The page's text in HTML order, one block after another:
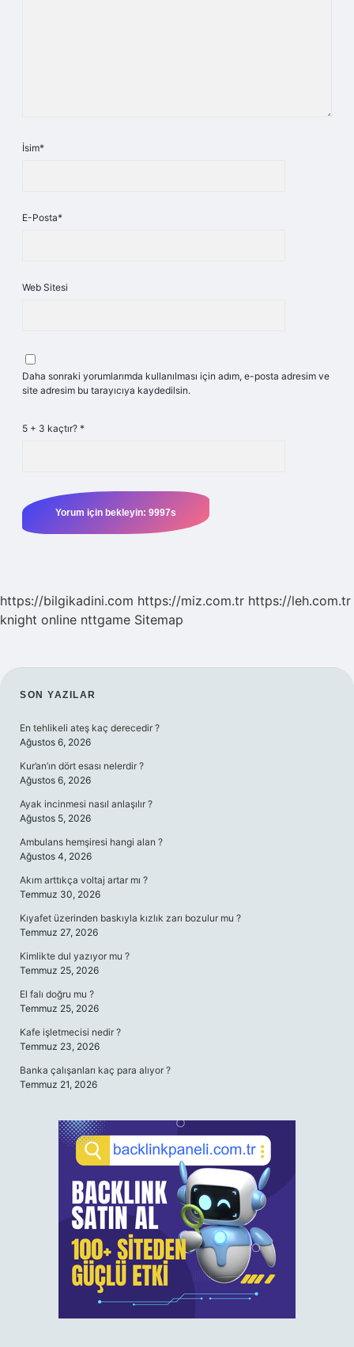
İsim*
E-Posta*
Web Sitesi
Daha sonraki yorumlarımda kullanılması için adım, e-posta adresim ve
site adresim bu tarayıcıya kaydedilsin.
5 + 3 kaçtır? *
https://bilgikadini.com https://miz.com.tr https://leh.com.tr
knight online nttgame Sitemap
SIDEBAR
SON YAZILAR
En tehlikeli ateş kaç derecedir ?
Ağustos 6, 2026
Kur’an’ın dört esası nelerdir ?
Ağustos 6, 2026
Ayak incinmesi nasıl anlaşılır ?
Ağustos 5, 2026
Ambulans hemşiresi hangi alan ?
Ağustos 4, 2026
Akım arttıkça voltaj artar mı ?
Temmuz 30, 2026
Kıyafet üzerinden baskıyla kızlık zarı bozulur mu ?
Temmuz 27, 2026
Kimlikte dul yazıyor mu ?
Temmuz 25, 2026
El falı doğru mu ?
Temmuz 25, 2026
Kafe işletmecisi nedir ?
Temmuz 23, 2026
Banka çalışanları kaç para alıyor ?
Temmuz 21, 2026